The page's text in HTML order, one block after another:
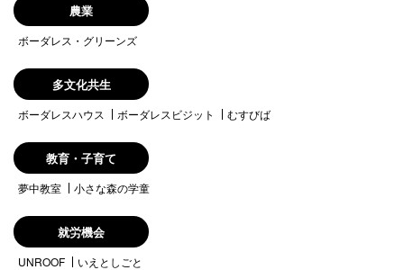
農業
ボーダレス・グリーンズ
多文化共生
ボーダレスハウス ボーダレスビジット むすびば
教育・子育て
夢中教室 小さな森の学童
就労機会
UNROOF いえとしごと